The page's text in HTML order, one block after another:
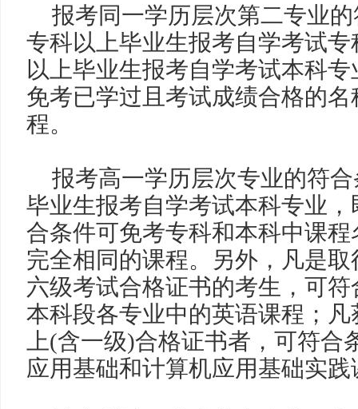
报考同一学历层次第二专业
专科以上毕业生报考自学考试
以上毕业生报考自学考试本科
免考已学过且考试成绩合格的
程。
报考高一学历层次专业的符
毕业生报考自学考试本科专业 ，
合条件可免考专科和本科中课
完全相同的课程。
另外，凡是
六级考试合格证书的考生，可
本科段各专业中的英语课程；凡
上(含一级)合格证书者，可符合
应用基础和计算机应用基础实践